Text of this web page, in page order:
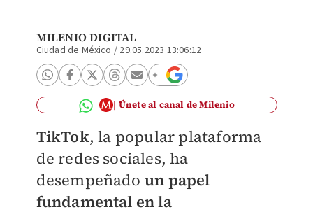
MILENIO DIGITAL
Ciudad de México / 29.05.2023 13:06:12
Únete al canal de Milenio
TikTok, la popular plataforma
de redes sociales, ha
desempeñado un papel
fundamental en la